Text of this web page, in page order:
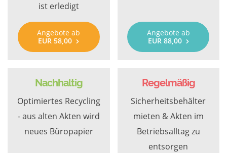
ist erledigt
Angebote ab
EUR 58,00
Angebote ab
EUR 88,00
Nachhaltig
Optimiertes Recycling
- aus alten Akten wird
neues Büropapier
Regelmäßig
Sicherheitsbehälter
mieten & Akten im
Betriebsalltag zu
entsorgen